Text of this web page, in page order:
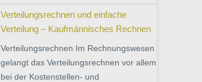
Verteilungsrechnen und einfache
Verteilung – Kaufmännisches Rechnen
Verteilungsrechnen Im Rechnungswesen
gelangt das Verteilungsrechnen vor allem
bei der Kostenstellen- und